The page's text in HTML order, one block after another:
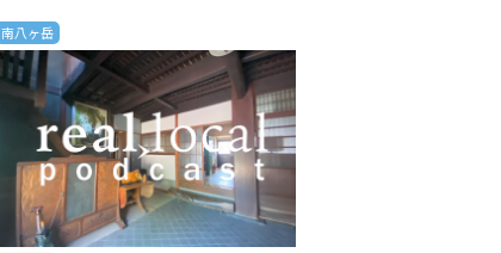
南八ヶ岳